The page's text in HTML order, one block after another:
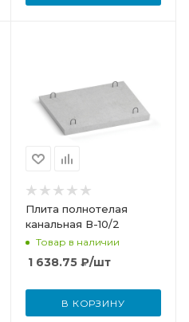
Плита полнотелая
канальная В-10/2
Товар в наличии
1 638.75₽/шт
В КОРЗИНУ